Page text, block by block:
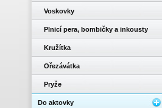
Voskovky
Plnicí pera, bombičky a inkousty
Kružítka
Ořezávátka
Pryže
Do aktovky